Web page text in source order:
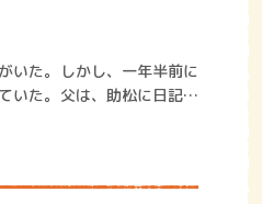
いた。しかし、一年半前に
いた。父は、助松に日記を